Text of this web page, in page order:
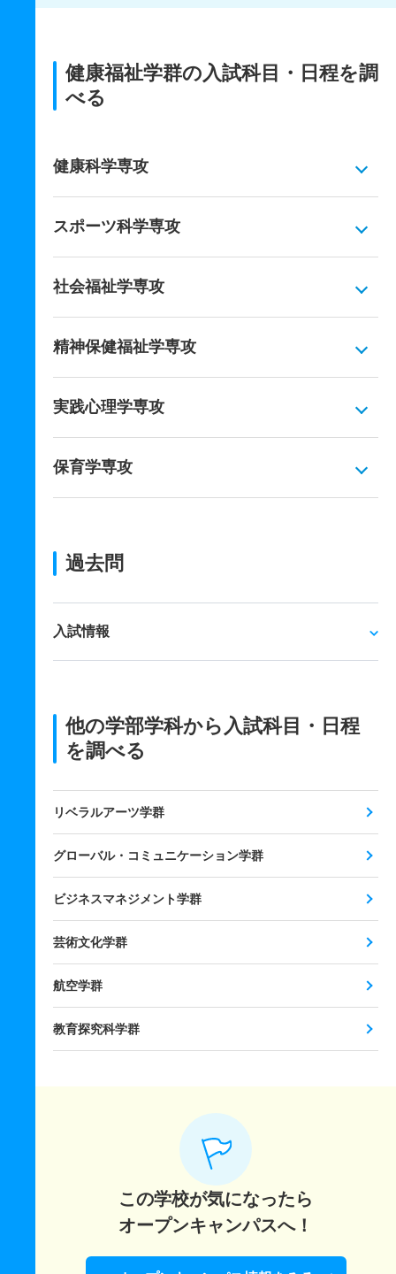
健康福祉学群の入試科目・日程を調
べる
健康科学専攻
スポーツ科学専攻
社会福祉学専攻
精神保健福祉学専攻
実践心理学専攻
保育学専攻
過去問
入試情報
他の学部学科から入試科目・日程
を調べる
リベラルアーツ学群
グローバル・コミュニケーション学群
ビジネスマネジメント学群
芸術文化学群
航空学群
教育探究科学群
この学校が気になったら
オープンキャンパスへ！